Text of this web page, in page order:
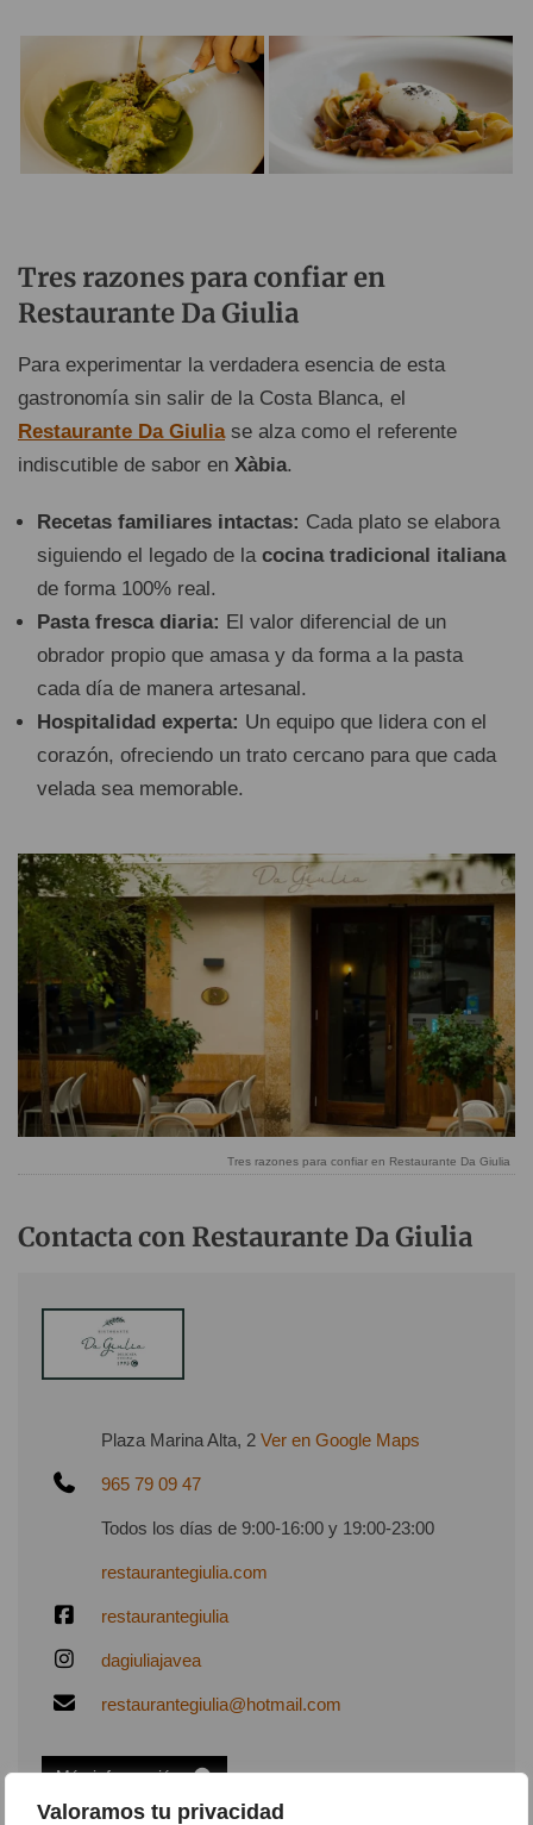
Valoramos tu privacidad
Tres razones para confiar en
Restaurante Da Giulia
Para experimentar la verdadera esencia de esta
gastronomía sin salir de la Costa Blanca, el
Restaurante Da Giuliase alza como el referente
indiscutible de sabor en Xàbia.
Recetas familiares intactas: Cada plato se elabora
siguiendo el legado de la cocina tradicional italiana
de forma 100% real.
Pasta fresca diaria: El valor diferencial de un
obrador propio que amasa y da forma a la pasta
cada día de manera artesanal.
Hospitalidad experta: Un equipo que lidera con el
corazón, ofreciendo un trato cercano para que cada
velada sea memorable.
Tres razones para confiar en Restaurante Da Giulia
Contacta con Restaurante Da Giulia
Plaza Marina Alta, 2 Ver en Google Maps
965 79 09 47
Todos los días de 9:00-16:00 y 19:00-23:00
restaurantegiulia.com
restaurantegiulia
dagiuliajavea
restaurantegiulia@hotmail.com
Más información